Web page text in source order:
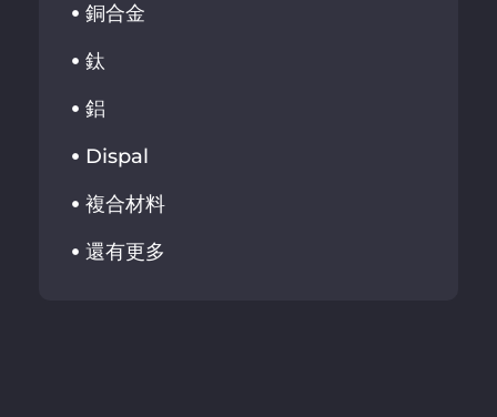
銅合金
鈦
鋁
Dispal
複合材料
還有更多